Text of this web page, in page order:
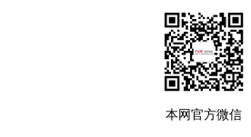
本网官方微信